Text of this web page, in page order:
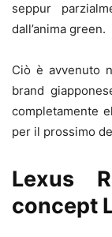
seppur
dall’anima green.
Ciò è avvenuto
brand
completamente
per il prossimo
Lexus
concept